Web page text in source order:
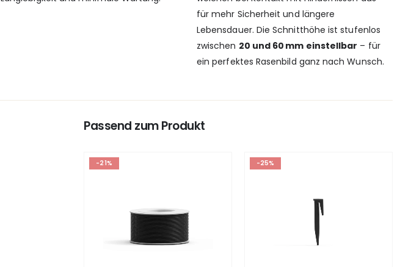
für mehr Sicherheit und längere
Lebensdauer. Die Schnitthöhe ist stufenlos
zwischen 20 und 60 mm einstellbar – für
ein perfektes Rasenbild ganz nach Wunsch.
Passend zum Produkt
-21% -25%